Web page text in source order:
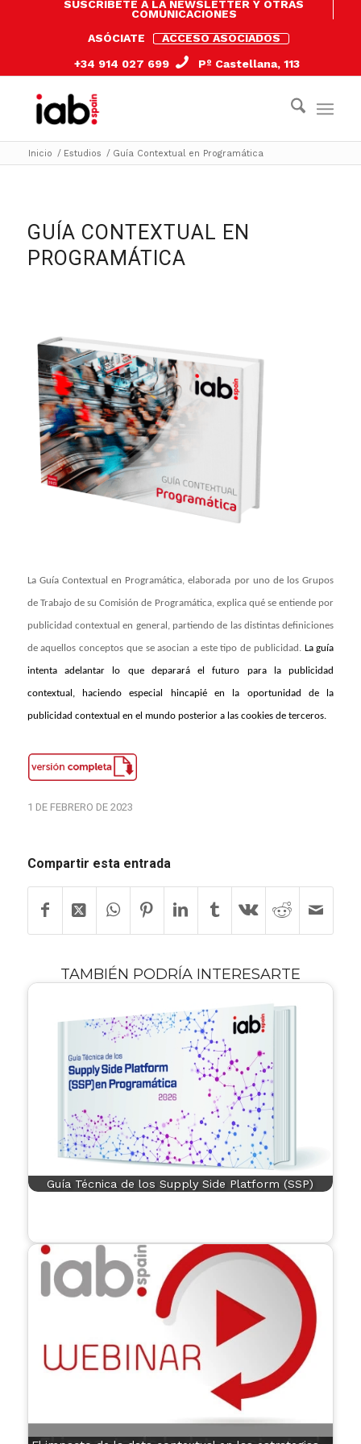
SUSCRÍBETE A LA NEWSLETTER Y OTRAS
COMUNICACIONES
ASÓCIATE
ACCESO ASOCIADOS
+34 914 027 699
Pº Castellana, 113
Inicio / Estudios / Guía Contextual en Programática
GUÍA CONTEXTUAL EN
PROGRAMÁTICA
La Guía Contextual en Programática, elaborada por uno de los Grupos
de Trabajo de su Comisión de Programática, explica qué se entiende por
publicidad contextual en general, partiendo de las distintas definiciones
de aquellos conceptos que se asocian a este tipo de publicidad. La guía
intenta adelantar lo que deparará el futuro para la publicidad
contextual, haciendo especial hincapié en la oportunidad de la
publicidad contextual en el mundo posterior a las cookies de terceros.
1 DE FEBRERO DE 2023
Compartir esta entrada
TAMBIÉN PODRÍA INTERESARTE
Guía Técnica de los Supply Side Platform (SSP)